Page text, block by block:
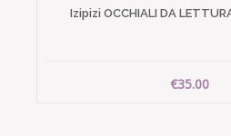
Izipizi OCCHIALI DA
€35.00